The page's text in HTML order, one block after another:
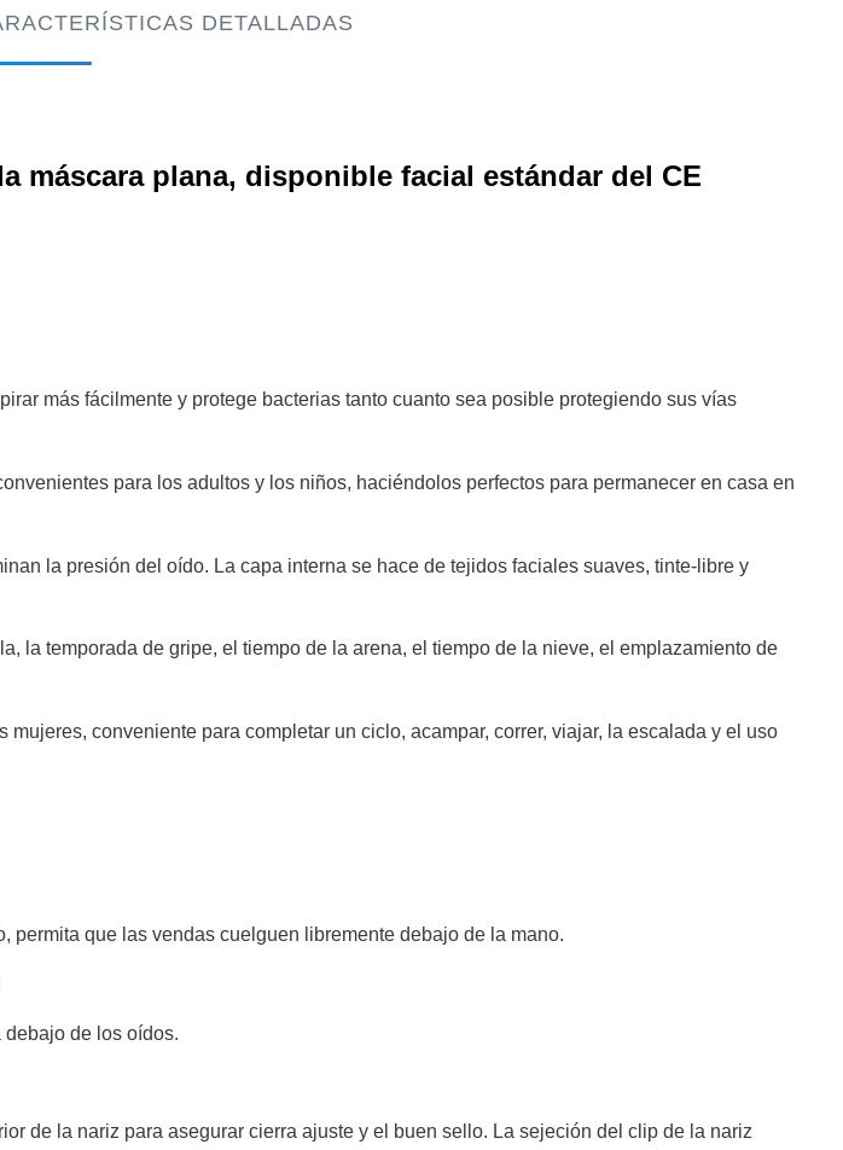
DETALLADAS
máscara plana, disponible facial estándar del CE
más fácilmente y protege bacterias tanto cuanto sea posible protegiendo sus vías
para los adultos y los niños, haciéndolos perfectos para permanecer en casa en
la presión del oído. La capa interna se hace de tejidos faciales suaves, tinte-libre y
la temporada de gripe, el tiempo de la arena, el tiempo de la nieve, el emplazamiento de
conveniente para completar un ciclo, acampar, correr, viajar, la escalada y el uso
que las vendas cuelguen libremente debajo de la mano.
debajo de los oídos.
de la nariz para asegurar cierra ajuste y el buen sello. La sejeción del clip de la nariz